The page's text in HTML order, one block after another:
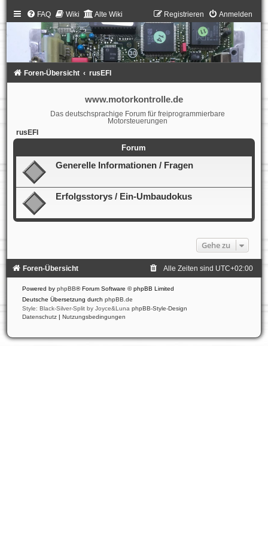
FAQ Wiki Alte Wiki Anmelden
Registrieren
Foren-Übersicht rusEFI
www.motorkontrolle.de
Das deutschsprachige Forum für freiprogrammierbare
Motorsteuerungen
rusEFI
Forum
Generelle Informationen / Fragen
Erfolgsstorys / Ein-Umbaudokus
Gehe zu
Foren-Übersicht Alle Zeiten sind UTC+02:00
Powered by phpBB® Forum Software © phpBB Limited
Deutsche Übersetzung durch phpBB.de
Style: Black-Silver-Split by Joyce&Luna phpBB-Style-Design
Datenschutz | Nutzungsbedingungen